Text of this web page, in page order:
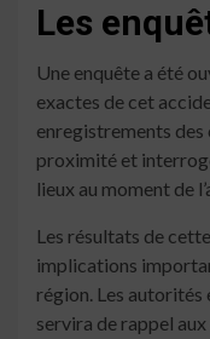
Les
Une enquête a été
exactes de cet
enregistrements des
proximité et
lieux au moment de
Les résultats de
implications
région. Les
servira de rappel